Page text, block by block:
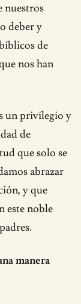
nuestros
deber y
de
nos han
un privilegio y
de
que solo se
abrazar
y que
este noble
manera